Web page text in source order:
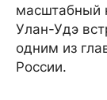
масштабный
Улан-Удэ
одним из
России.